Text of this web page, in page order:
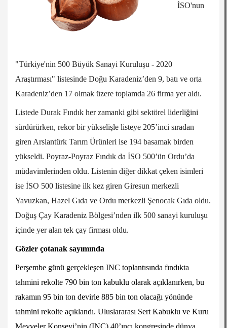
İSO'nun
"Türkiye'nin 500 Büyük Sanayi Kuruluşu - 2020
Araştırması" listesinde Doğu Karadeniz’den 9, batı ve orta
Karadeniz’den 17 olmak üzere toplamda 26 firma yer aldı.
Listede Durak Fındık her zamanki gibi sektörel liderliğini
sürdürürken, rekor bir yükselişle listeye 205’inci sıradan
giren Arslantürk Tarım Ürünleri ise 194 basamak birden
yükseldi. Poyraz-Poyraz Fındık da İSO 500’ün Ordu’da
müdavimlerinden oldu. Listenin diğer dikkat çeken isimleri
ise İSO 500 listesine ilk kez giren Giresun merkezli
Yavuzkan, Hazel Gıda ve Ordu merkezli Şenocak Gıda oldu.
Doğuş Çay Karadeniz Bölgesi’nden ilk 500 sanayi kuruluşu
içinde yer alan tek çay firması oldu.
Gözler çotanak sayımında
Perşembe günü gerçekleşen INC toplantısında fındıkta
tahmini rekolte 790 bin ton kabuklu olarak açıklanırken, bu
rakamın 95 bin ton devirle 885 bin ton olacağı yönünde
tahmini rekolte açıklandı. Uluslararası Sert Kabuklu ve Kuru
Meyveler Konseyi’nin (INC) 40’ıncı kongresinde dünya